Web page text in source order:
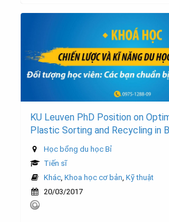
KU Leuven PhD Position on
Plastic Sorting and Recycling in
Học bổng du học Bỉ
Tiến sĩ
Khác, Khoa học cơ bản, Kỹ thuật
20/03/2017